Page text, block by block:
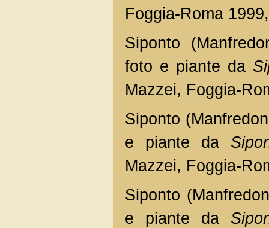
Foggia-Roma
Siponto
foto e piante da
Mazzei, Foggia-
Siponto
e piante da
Mazzei, Foggia-
Siponto
e piante da